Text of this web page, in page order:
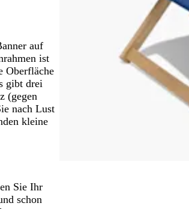
auf
ist
Oberfläche
gibt drei
(gegen
nach Lust
kleine
Sie Ihr
schon